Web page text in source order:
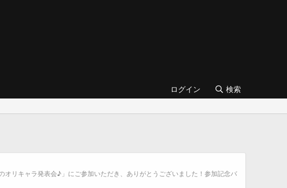
ログイン 検索
リキャラ発表会♪」にご参加いただき、ありがとうございました！参加記念バ